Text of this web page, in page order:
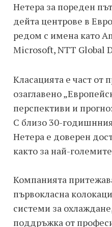
Нетера за пореден
дейта центрове в
редом с имена като
Microsoft, NTT Global
Класацията е част от
озаглавено
перспективи и
С близо 30-
Нетера е доверен
както за най-
Компанията
първокласна
системи за
поддръжка от